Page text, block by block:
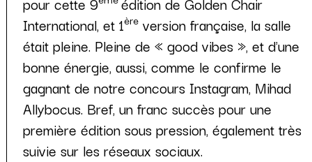
International, et 1ère version française, la salle
était pleine. Pleine de « good vibes », et d'une
bonne énergie, aussi, comme le confirme le
gagnant de notre concours Instagram, Mihad
Allybocus. Bref, un franc succès pour une
première édition sous pression, également très
suivie sur les réseaux sociaux.